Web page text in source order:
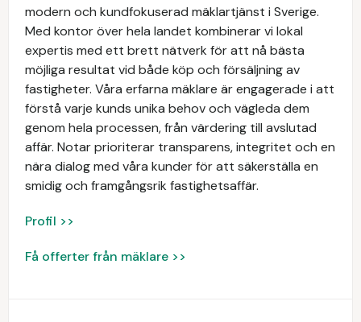
modern och kundfokuserad mäklartjänst i Sverige.
Med kontor över hela landet kombinerar vi lokal
expertis med ett brett nätverk för att nå bästa
möjliga resultat vid både köp och försäljning av
fastigheter. Våra erfarna mäklare är engagerade i att
förstå varje kunds unika behov och vägleda dem
genom hela processen, från värdering till avslutad
affär. Notar prioriterar transparens, integritet och en
nära dialog med våra kunder för att säkerställa en
smidig och framgångsrik fastighetsaffär.
Profil >>
Få offerter från mäklare >>